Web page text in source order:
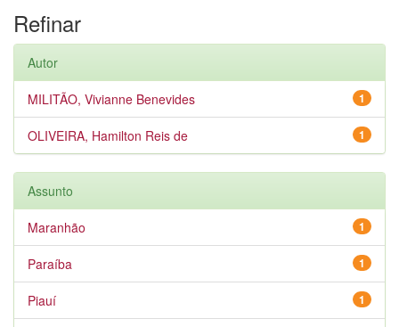
Refinar
Autor
1
MILITÃO, Vivianne Benevides
1
OLIVEIRA, Hamilton Reis de
Assunto
1
Maranhão
1
Paraíba
1
Piauí